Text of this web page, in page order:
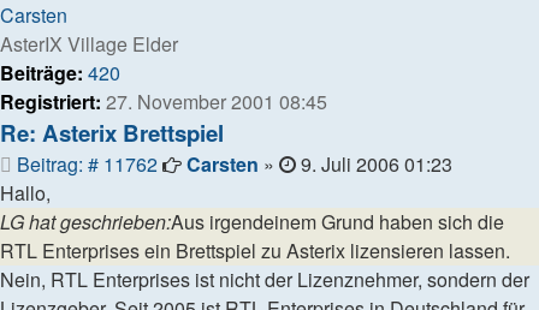
Carsten
AsterIX Village Elder
Beiträge: 420
Registriert: 27. November 2001 08:45
Re: Asterix Brettspiel
Beitrag: # 11762BeitragCarsten »
9. Juli 2006 01:23
Hallo,
LG hat geschrieben:Aus irgendeinem Grund haben sich die
RTL Enterprises ein Brettspiel zu Asterix lizensieren lassen.
Nein, RTL Enterprises ist nicht der Lizenznehmer, sondern der